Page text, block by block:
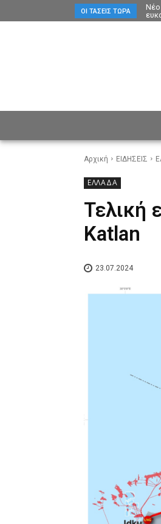
ΟΙ ΤΆΣΕΙΣ ΤΏΡΑ
Νέο
Αρχική ΕΙΔΗΣΕΙΣ
ΕΛΛΑΔΑ
Τελική
Katlan
23.07.2024